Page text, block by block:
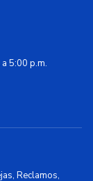
5:00 p.m.
Reclamos,